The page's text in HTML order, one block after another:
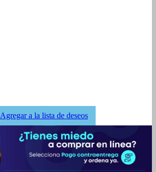
Agregar a la lista de deseos